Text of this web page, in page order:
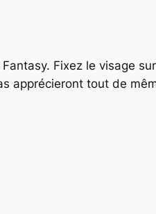
Fixez le visage
apprécieront tout de